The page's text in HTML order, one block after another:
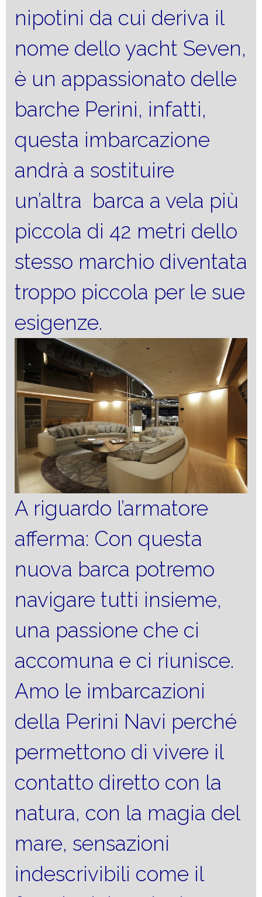
nipotini da cui deriva il
nome dello yacht Seven,
è un appassionato delle
barche Perini, infatti,
questa imbarcazione
andrà a sostituire
un’altra barca a vela più
piccola di 42 metri dello
stesso marchio diventata
troppo piccola per le sue
esigenze.
A riguardo l’armatore
afferma: Con questa
nuova barca potremo
navigare tutti insieme,
una passione che ci
accomuna e ci riunisce.
Amo le imbarcazioni
della Perini Navi perché
permettono di vivere il
contatto diretto con la
natura, con la magia del
mare, sensazioni
indescrivibili come il